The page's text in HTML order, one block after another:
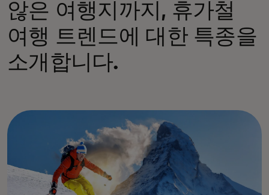
않은 여행지까지, 휴가철
여행 트렌드에 대한 특종을
소개합니다.